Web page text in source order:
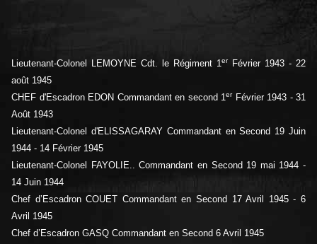
Lieutenant-Colonel LEMOYNE Cdt. le Régiment 1erFévrier 1943 - 22
août 1945
CHEF d'Escadron EDON Commandant en second 1erFévrier 1943 - 31
Août 1943
Lieutenant-Colonel d'ELISSAGARAY Commandant en Second 19 Juin
1944 - 14 Février 1945
Lieutenant-Colonel FAYOLIE.. Commandant en Second 19 mai 1944 -
14 Juin 1944
Chef d’Escadron COUET Commandant en Second 17 Avril 1945 - 6
Avril 1945
Chef d’Escadron GASQ Commandant en Second 6 Avril 1945